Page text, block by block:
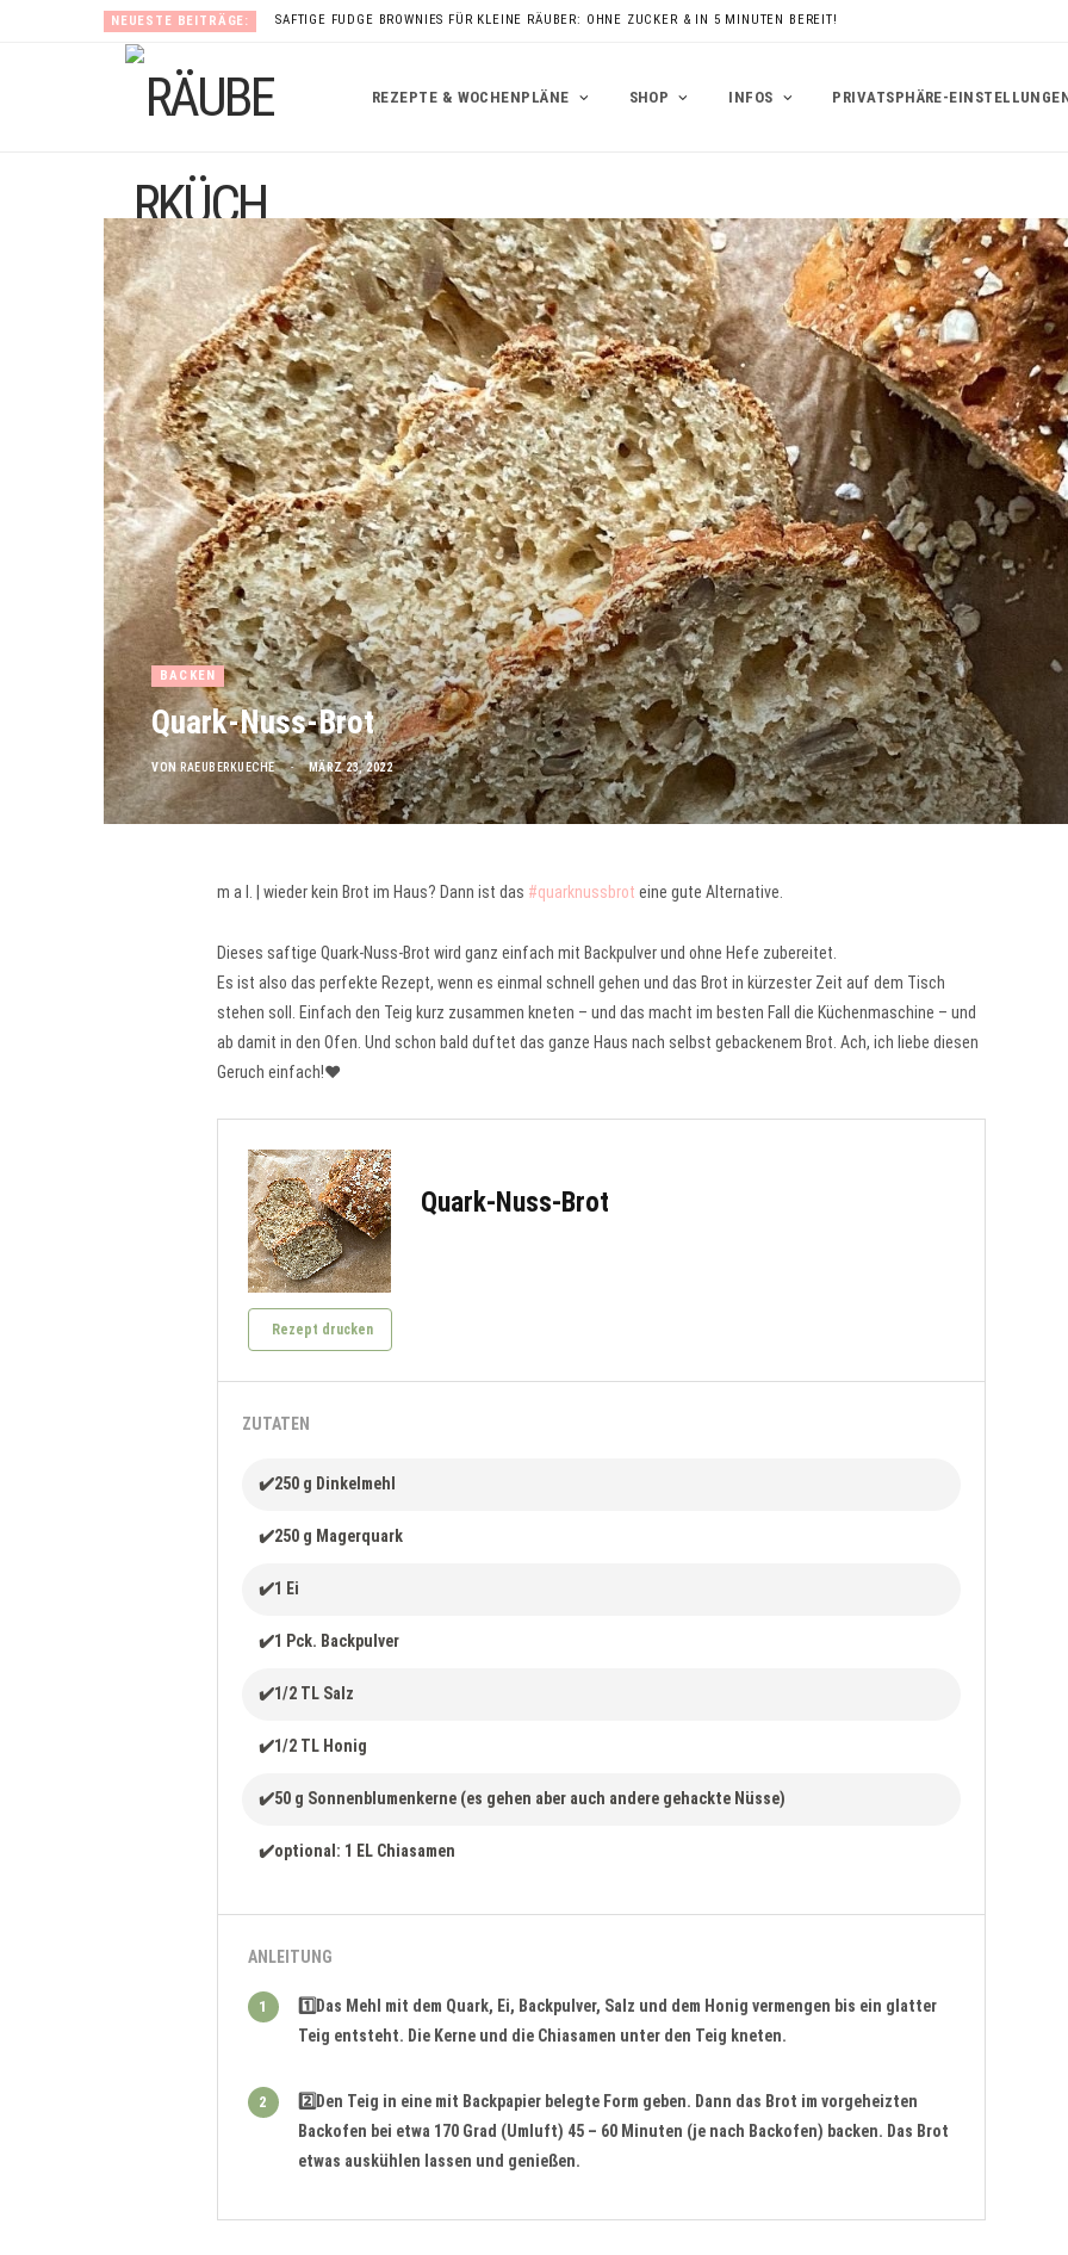
NEUESTE BEITRÄGE: SAFTIGE FUDGE BROWNIES FÜR KLEINE RÄUBER: OHNE ZUCKER & IN 5 MINUTEN BEREIT!
REZEPTE & WOCHENPLÄNE SHOP INFOS PRIVATSPHÄRE-
BACKEN
Quark-Nuss-Brot
VON RAEUBERKUECHE MÄRZ 23, 2022
m a l. | wieder kein Brot im Haus? Dann ist das #quarknussbrot eine gute Alternative.
Dieses saftige Quark-Nuss-Brot wird ganz einfach mit Backpulver und ohne Hefe zubereitet.
Es ist also das perfekte Rezept, wenn es einmal schnell gehen und das Brot in kürzester Zeit auf dem Tisch
stehen soll. Einfach den Teig kurz zusammen kneten – und das macht im besten Fall die Küchenmaschine – und
ab damit in den Ofen. Und schon bald duftet das ganze Haus nach selbst gebackenem Brot. Ach, ich liebe diesen
Geruch einfach!❤️
Rezept drucken
Quark-Nuss-Brot
ZUTATEN
✔️250 g Dinkelmehl
✔️250 g Magerquark
✔️1 Ei
✔️1 Pck. Backpulver
✔️1/2 TL Salz
✔️1/2 TL Honig
✔️50 g Sonnenblumenkerne (es gehen aber auch andere gehackte Nüsse)
✔️optional: 1 EL Chiasamen
ANLEITUNG
1
1️⃣Das Mehl mit dem Quark, Ei, Backpulver, Salz und dem Honig vermengen bis ein glatter
Teig entsteht. Die Kerne und die Chiasamen unter den Teig kneten.
2
2️⃣Den Teig in eine mit Backpapier belegte Form geben. Dann das Brot im vorgeheizten
Backofen bei etwa 170 Grad (Umluft) 45 – 60 Minuten (je nach Backofen) backen. Das Brot
etwas auskühlen lassen und genießen.